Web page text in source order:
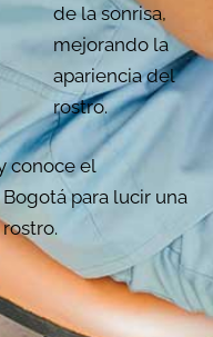
de la sonrisa,
mejorando la
apariencia del
rostro.
conoce el
para lucir una